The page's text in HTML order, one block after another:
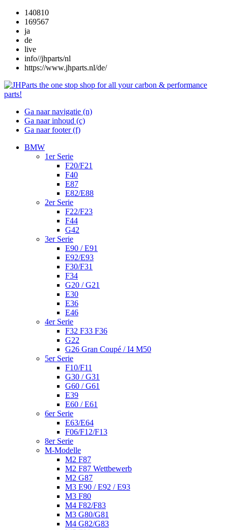
140810
169567
ja
de
live
info//jhparts/nl
https://www.jhparts.nl/de/
Ga naar navigatie (n)
Ga naar inhoud (c)
Ga naar footer (f)
BMW
1er Serie
F20/F21
F40
E87
E82/E88
2er Serie
F22/F23
F44
G42
3er Serie
E90 / E91
E92/E93
F30/F31
F34
G20 / G21
E30
E36
E46
4er Serie
F32 F33 F36
G22
G26 Gran Coupé / I4 M50
5er Serie
F10/F11
G30 / G31
G60 / G61
E39
E60 / E61
6er Serie
E63/E64
F06/F12/F13
8er Serie
M-Modelle
M2 F87
M2 F87 Wettbewerb
M2 G87
M3 E90 / E92 / E93
M3 F80
M4 F82/F83
M3 G80/G81
M4 G82/G83